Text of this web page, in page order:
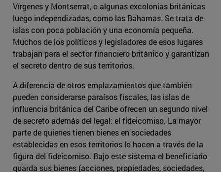
Vírgenes y Montserrat, o algunas excolonias británicas
luego independizadas, como las Bahamas. Se trata de
islas con poca población y una economía pequeña.
Muchos de los políticos y legisladores de esos lugares
trabajan para el sector financiero británico y garantizan
el secreto dentro de sus territorios.
A diferencia de otros emplazamientos que también
pueden considerarse paraísos fiscales, las islas de
influencia británica del Caribe ofrecen un segundo nivel
de secreto además del legal: el fideicomiso. La mayor
parte de quienes tienen bienes en sociedades
establecidas en esos territorios lo hacen a través de la
figura del fideicomiso. Bajo este sistema el beneficiario
guarda sus bienes (acciones, propiedades, sociedades,